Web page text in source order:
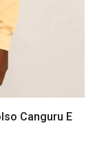
Canguru E